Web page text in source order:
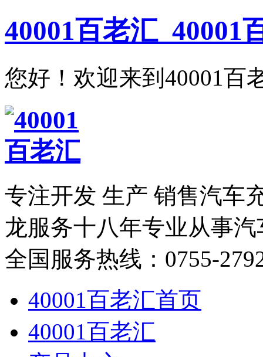
40001百老汇_40001
您好！欢迎来到40001百
专注开发 生产 销售汽车
龙服务十八年专业从事
全国服务热线： 0755-
40001百老汇首页
40001百老汇